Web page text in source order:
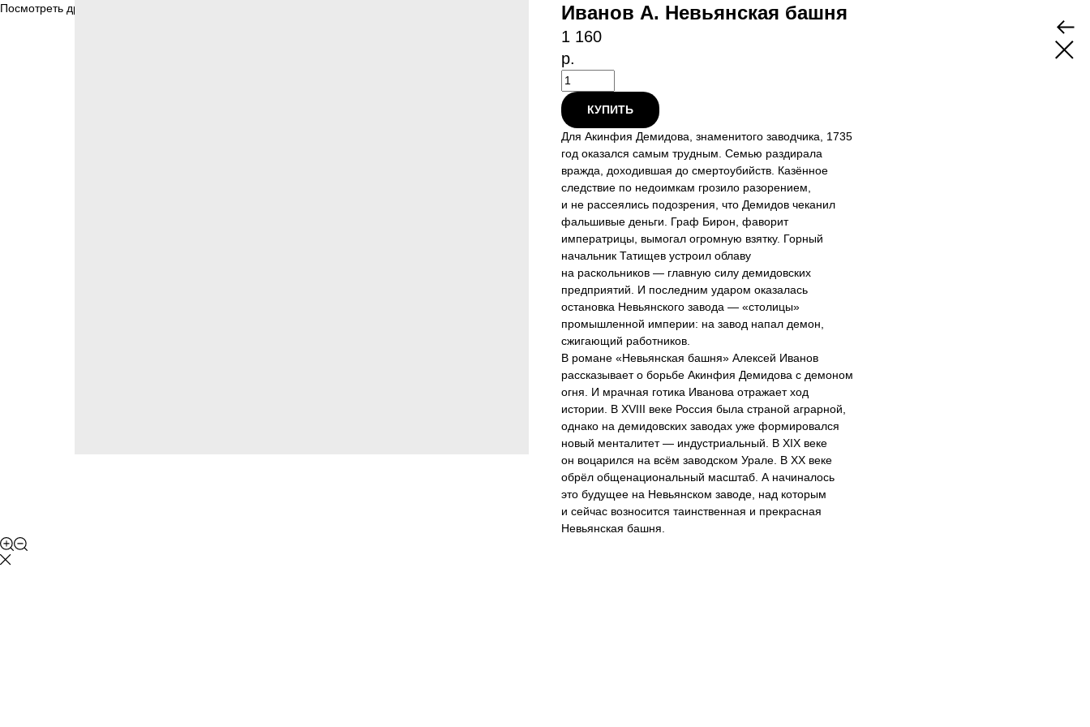
Посмотреть другие товары Иванов А. Невьянская башня
1 160
р.
КУПИТЬ
Для Акинфия Демидова, знаменитого заводчика, 1735
год оказался самым трудным. Семью раздирала
вражда, доходившая до смертоубийств. Казённое
следствие по недоимкам грозило разорением,
и не рассеялись подозрения, что Демидов чеканил
фальшивые деньги. Граф Бирон, фаворит
императрицы, вымогал огромную взятку. Горный
начальник Татищев устроил облаву
на раскольников — главную силу демидовских
предприятий. И последним ударом оказалась
остановка Невьянского завода — «столицы»
промышленной империи: на завод напал демон,
сжигающий работников.
В романе «Невьянская башня» Алексей Иванов
рассказывает о борьбе Акинфия Демидова с демоном
огня. И мрачная готика Иванова отражает ход
истории. В XVIII веке Россия была страной аграрной,
однако на демидовских заводах уже формировался
новый менталитет — индустриальный. В XIX веке
он воцарился на всём заводском Урале. В XX веке
обрёл общенациональный масштаб. А начиналось
это будущее на Невьянском заводе, над которым
и сейчас возносится таинственная и прекрасная
Невьянская башня.